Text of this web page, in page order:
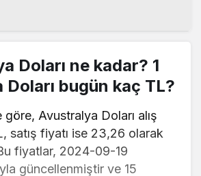
Doları ne kadar? 1
bugün kaç TL?
Avustralya Doları alış
satış fiyatı ise 23,26 olarak
fiyatlar, 2024-09-19
güncellenmiştir ve 15